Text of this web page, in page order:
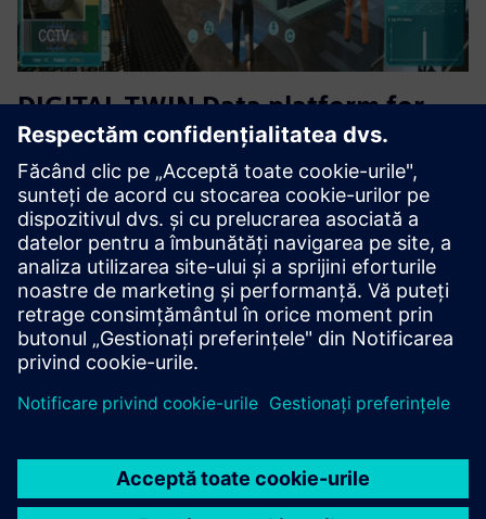
DIGITAL TWIN Data platform for
Plants
Platforma DT Data oferă o coloană de date unificată
optimizată pentru DX la nivelul întregii fabrici. Platforma
îmbunătățește în mod colectiv fiabilitatea, eficiența,
siguranța și conștientizarea situației, permițând
monitorizare ...
Aflați mai multe